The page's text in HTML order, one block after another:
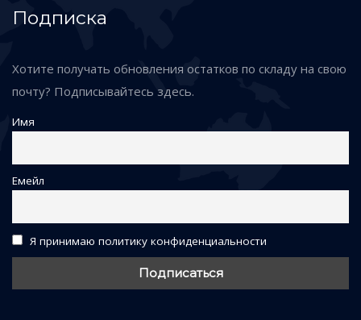
Подписка
Хотите получать обновления остатков по складу на свою
почту? Подписывайтесь здесь.
Имя
Емейл
Я принимаю политику конфиденциальности